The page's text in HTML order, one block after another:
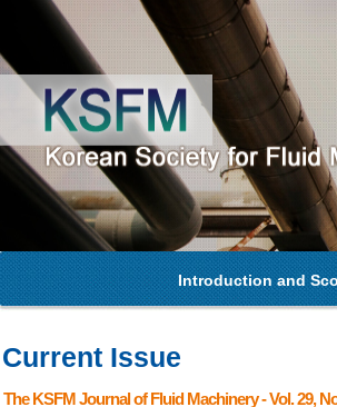
Introduction and
Current Issue
The KSFM Journal of Fluid Machinery - Vol. 29,